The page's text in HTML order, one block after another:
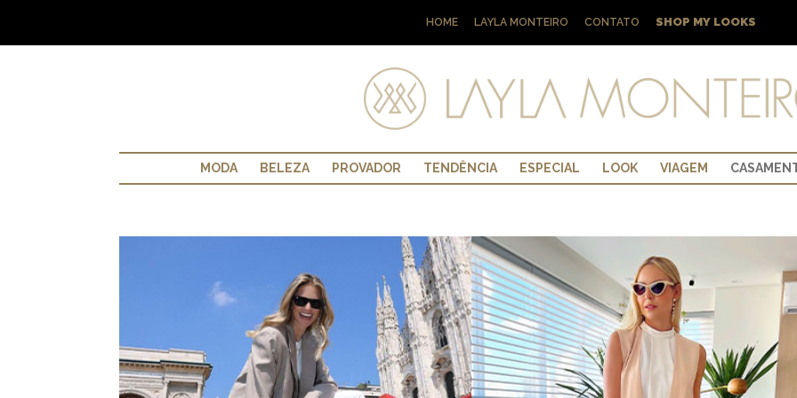
HOME LAYLA MONTEIRO CONTATO SHOP MY LOOKS
MODA BELEZA PROVADOR TENDÊNCIA ESPECIAL LOOK VIAGEM